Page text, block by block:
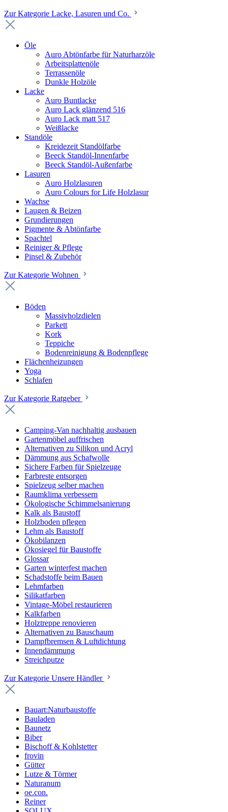
Zur Kategorie Lacke, Lasuren und Co.
Öle
Auro Abtönfarbe für Naturharzöle
Arbeitsplattenöle
Terrassenöle
Dunkle Holzöle
Lacke
Auro Buntlacke
Auro Lack glänzend 516
Auro Lack matt 517
Weißlacke
Standöle
Kreidezeit Standölfarbe
Beeck Standöl-Innenfarbe
Beeck Standöl-Außenfarbe
Lasuren
Auro Holzlasuren
Auro Colours for Life Holzlasur
Wachse
Laugen & Beizen
Grundierungen
Pigmente & Abtönfarbe
Spachtel
Reiniger & Pflege
Pinsel & Zubehör
Zur Kategorie Wohnen
Böden
Massivholzdielen
Parkett
Kork
Teppiche
Bodenreinigung & Bodenpflege
Flächenheizungen
Yoga
Schlafen
Zur Kategorie Ratgeber
Camping-Van nachhaltig ausbauen
Gartenmöbel auffrischen
Alternativen zu Silikon und Acryl
Dämmung aus Schafwolle
Sichere Farben für Spielzeuge
Farbreste entsorgen
Spielzeug selber machen
Raumklima verbessern
Ökologische Schimmelsanierung
Kalk als Baustoff
Holzboden pflegen
Lehm als Baustoff
Ökobilanzen
Ökosiegel für Baustoffe
Glossar
Garten winterfest machen
Schadstoffe beim Bauen
Lehmfarben
Silikatfarben
Vintage-Möbel restaurieren
Kalkfarben
Holztreppe renovieren
Alternativen zu Bauschaum
Dampfbremsen & Luftdichtung
Innendämmung
Streichputze
Zur Kategorie Unsere Händler
Bauart:Naturbaustoffe
Bauladen
Baunetz
Biber
Bischoff & Kohlstetter
frovin
Gütter
Lutze & Törmer
Naturanum
oe.con.
Reiner